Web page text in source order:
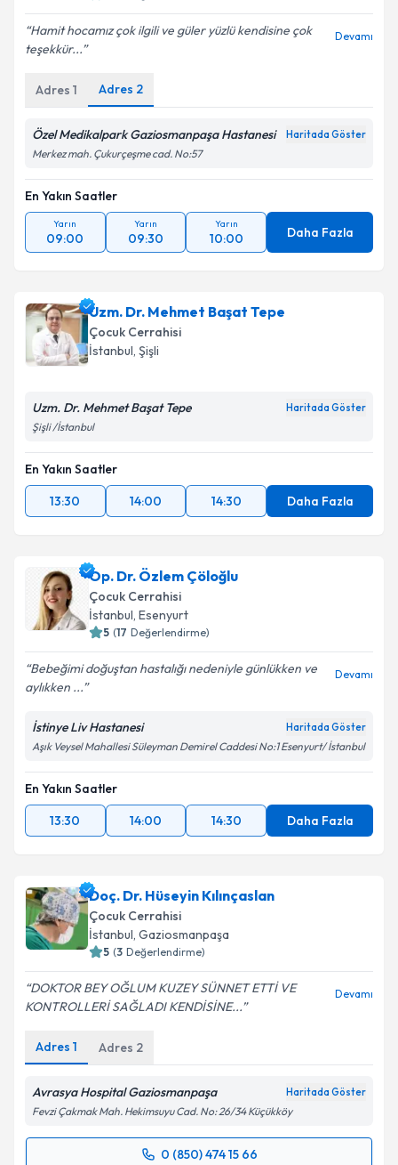
Hamit hocamız çok ilgili ve güler yüzlü kendisine çok
teşekkür...
Devamı
Adres 1 Adres 2
Özel Medikalpark Gaziosmanpaşa Hastanesi Haritada Göster
Merkez mah. Çukurçeşme cad. No:57
En Yakın Saatler
Yarın
09:00
Yarın
09:30
Yarın
10:00 Daha Fazla
Uzm. Dr. Mehmet Başat Tepe
Çocuk Cerrahisi
İstanbul, Şişli
Uzm. Dr. Mehmet Başat Tepe Haritada Göster
Şişli /İstanbul
En Yakın Saatler
13:30
14:00 14:30 Daha Fazla
Op. Dr. Özlem Çöloğlu
Çocuk Cerrahisi
İstanbul, Esenyurt
5 (17 Değerlendirme)
Bebeğimi doğuştan hastalığı nedeniyle günlükken ve
aylıkken ...
Devamı
İstinye Liv Hastanesi Haritada Göster
Aşık Veysel Mahallesi Süleyman Demirel Caddesi No:1 Esenyurt/ İstanbul
En Yakın Saatler
13:30
14:00 14:30 Daha Fazla
Doç. Dr. Hüseyin Kılınçaslan
Çocuk Cerrahisi
İstanbul, Gaziosmanpaşa
5 (3 Değerlendirme)
DOKTOR BEY OĞLUM KUZEY SÜNNET ETTİ VE
KONTROLLERİ SAĞLADI KENDİSİNE...
Devamı
Adres 1 Adres 2
Avrasya Hospital Gaziosmanpaşa Haritada Göster
Fevzi Çakmak Mah. Hekimsuyu Cad. No: 26/34 Küçükköy
0 (850) 474 15 66